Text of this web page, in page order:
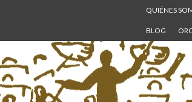
QUIÉNES
BLOG